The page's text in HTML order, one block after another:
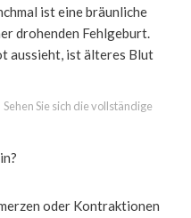
ist eine bräunliche
drohenden Fehlgeburt.
aussieht, ist älteres Blut
Sehen Sie sich die vollständige
oder Kontraktionen